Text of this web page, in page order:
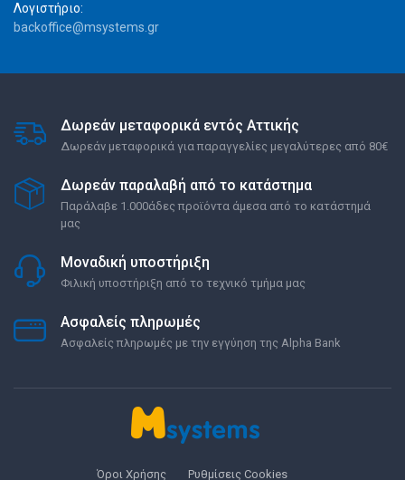
Λογιστήριο:
backoffice@msystems.gr
Δωρεάν μεταφορικά εντός Αττικής
Δωρεάν μεταφορικά για παραγγελίες μεγαλύτερες από 80€
Δωρεάν παραλαβή από το κατάστημα
Παράλαβε 1.000άδες προϊόντα άμεσα από το κατάστημά
μας
Μοναδική υποστήριξη
Φιλική υποστήριξη από το τεχνικό τμήμα μας
Ασφαλείς πληρωμές
Ασφαλείς πληρωμές με την εγγύηση της Alpha Bank
Όροι Χρήσης Ρυθμίσεις Cookies